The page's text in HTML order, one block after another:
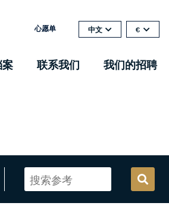
心愿单 中文 €
联系我们 我们的招聘